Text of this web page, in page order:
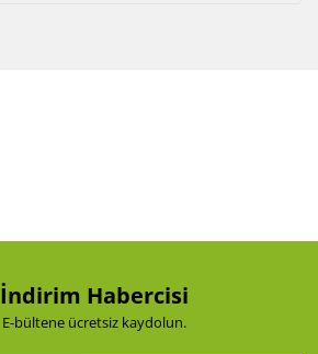
İndirim Habercisi
E-bültene ücretsiz kaydolun.